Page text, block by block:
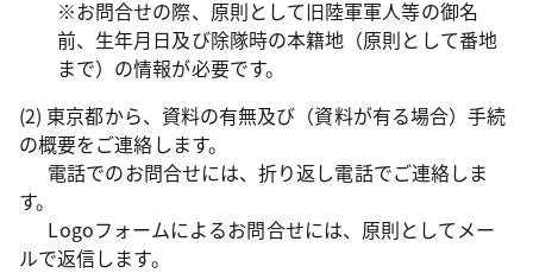
※お問合せの際、原則として旧陸軍軍人等の御名
前、生年月日及び除隊時の本籍地（原則として番地
まで）の情報が必要です。
(2) 東京都から、資料の有無及び（資料が有る場合）手続
の概要をご連絡します。
電話でのお問合せには、折り返し電話でご連絡しま
す。
Logoフォームによるお問合せには、原則としてメー
ルで返信します。